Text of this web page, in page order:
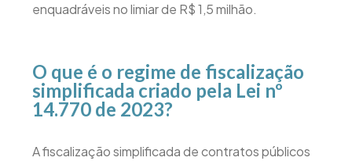
enquadráveis no limiar de R$ 1,5 milhão.
O que é o regime de fiscalização
simplificada criado pela Lei nº
14.770 de 2023?
A fiscalização simplificada de contratos públicos